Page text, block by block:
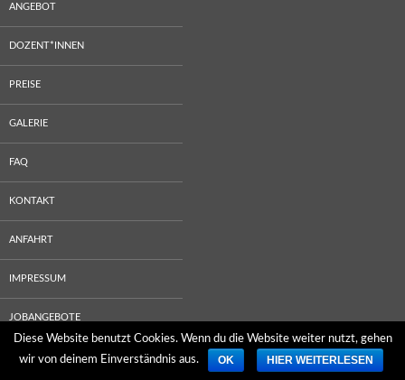
ANGEBOT
DOZENT*INNEN
PREISE
GALERIE
FAQ
KONTAKT
ANFAHRT
IMPRESSUM
JOBANGEBOTE
Diese Website benutzt Cookies. Wenn du die Website weiter nutzt, gehen
wir von deinem Einverständnis aus.
OK HIER WEITERLESEN